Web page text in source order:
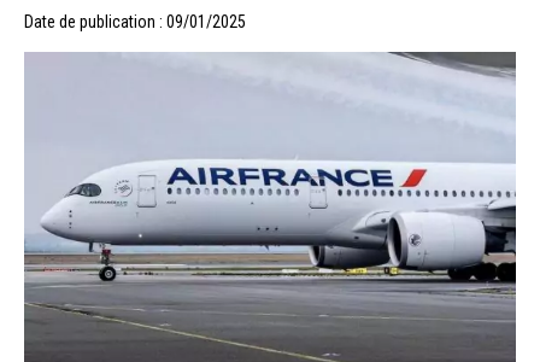
Date de publication : 09/01/2025